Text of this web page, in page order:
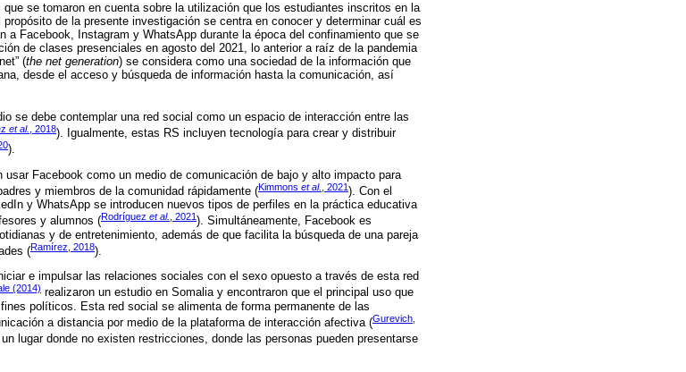
se tomaron en cuenta sobre la utilización que los estudiantes inscritos en la
de la presente investigación se centra en conocer y determinar cuál es
a Facebook, Instagram y WhatsApp durante la época del confinamiento que se
de clases presenciales en agosto del 2021, lo anterior a raíz de la pandemia
(the net generation) se considera como una sociedad de la información que
desde el acceso y búsqueda de información hasta la comunicación, así
se debe contemplar una red social como un espacio de interacción entre las
et al. , 2018). Igualmente, estas RS incluyen tecnología para crear y distribuir
).
Facebook como un medio de comunicación de bajo y alto impacto para
y miembros de la comunidad rápidamente (Kimmons et al. , 2021). Con el
y WhatsApp se introducen nuevos tipos de perfiles en la práctica educativa
y alumnos (Rodríguez et al. , 2021). Simultáneamente, Facebook es
y de entretenimiento, además de que facilita la búsqueda de una pareja
(Ramírez, 2018).
e impulsar las relaciones sociales con el sexo opuesto a través de esta red
(2014) realizaron un estudio en Somalia y encontraron que el principal uso que
políticos. Esta red social se alimenta de forma permanente de las
a distancia por medio de la plataforma de interacción afectiva (Gurevich,
lugar donde no existen restricciones, donde las personas pueden presentarse